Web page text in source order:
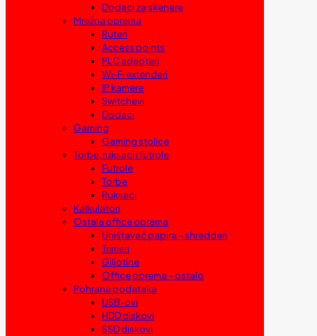
Dodaci za skenere
Mrežna oprema
Ruteri
Access points
PLC adapteri
Wi-Fi extenderi
IP kamere
Switchevi
Dodaci
Gaming
Gaming stolice
Torbe, ruksaci i futrole
Futrole
Torbe
Ruksaci
Kalkulatori
Ostala office oprema
Uništavač papira – shredderi
Trimeri
Giljotine
Office oprema – ostalo
Pohrana podataka
USB-ovi
HDD diskovi
SSD diskovi